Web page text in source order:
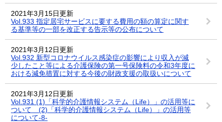
2021年3月15日更新
Vol.933 指定居宅サービスに要する費用の額の算定に関す
る基準等の一部を改正する告示等の公布について
2021年3月12日更新
Vol.932 新型コロナウイルス感染症の影響により収入が減
少したこと等による介護保険の第一号保険料の令和3年度に
おける減免措置に対する今後の財政支援の取扱いについて
2021年3月12日更新
Vol.931 (1)「科学的介護情報システム（Life）」の活用等に
ついて (2)「科学的介護情報システム（Life）」の活用等
について-8-